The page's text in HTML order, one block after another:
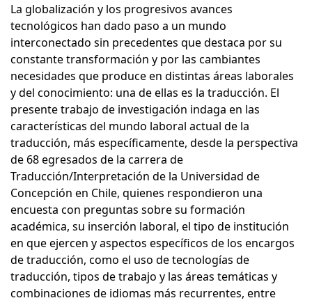
La globalización y los progresivos avances
tecnológicos han dado paso a un mundo
interconectado sin precedentes que destaca por su
constante transformación y por las cambiantes
necesidades que produce en distintas áreas laborales
y del conocimiento: una de ellas es la traducción. El
presente trabajo de investigación indaga en las
características del mundo laboral actual de la
traducción, más específicamente, desde la perspectiva
de 68 egresados de la carrera de
Traducción/Interpretación de la Universidad de
Concepción en Chile, quienes respondieron una
encuesta con preguntas sobre su formación
académica, su inserción laboral, el tipo de institución
en que ejercen y aspectos específicos de los encargos
de traducción, como el uso de tecnologías de
traducción, tipos de trabajo y las áreas temáticas y
combinaciones de idiomas más recurrentes, entre